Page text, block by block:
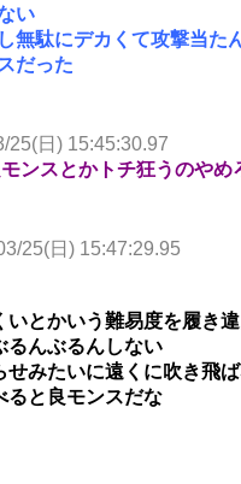
い
無駄にデカくて攻撃当た
だった
25(日) 15:45:30.97
ンスとかトチ狂うのやめ
25(日) 15:47:29.95
いとかいう難易度を履き
るんぶるんしない
せみたいに遠くに吹き飛
ると良モンスだな